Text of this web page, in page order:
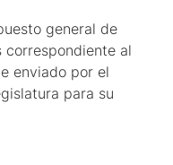
general de
correspondiente al
enviado por el
para su